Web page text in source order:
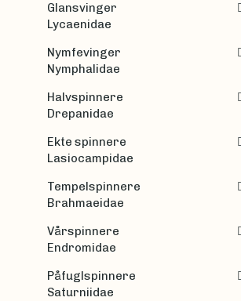
Glansvinger
Lycaenidae
Nymfevinger
Nymphalidae
Halvspinnere
Drepanidae
Ekte spinnere
Lasiocampidae
Tempelspinnere
Brahmaeidae
Vårspinnere
Endromidae
Påfuglspinnere
Saturniidae